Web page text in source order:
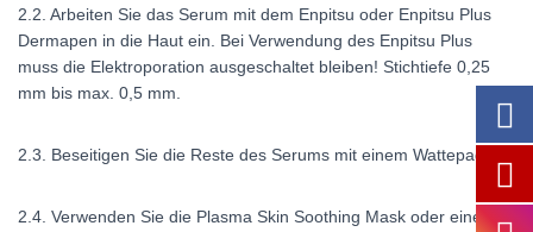
2.2. Arbeiten Sie das Serum mit dem Enpitsu oder Enpitsu Plus
Dermapen in die Haut ein. Bei Verwendung des Enpitsu Plus
muss die Elektroporation ausgeschaltet bleiben! Stichtiefe 0,25
mm bis max. 0,5 mm.
2.3. Beseitigen Sie die Reste des Serums mit einem Wattepad.
2.4. Verwenden Sie die Plasma Skin Soothing Mask oder eine